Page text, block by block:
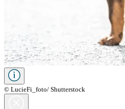
© LucieFi_foto/ Shutterstock